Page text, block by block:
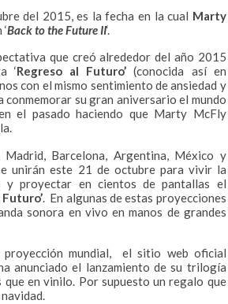
del 2015, es la fecha en la cual Marty
Back to the Future II‘.
que creó alrededor del año 2015
‘Regreso al Futuro’ (conocida así en
con el mismo sentimiento de ansiedad y
conmemorar su gran aniversario el mundo
el pasado haciendo que Marty McFly
Madrid, Barcelona, Argentina, México y
unirán este 21 de octubre para vivir la
y proyectar en cientos de pantallas el
Futuro’. En algunas de estas proyecciones
sonora en vivo en manos de grandes
mundial, el sitio web oficial
anunciado el lanzamiento de su trilogía
que en vinilo. Por supuesto un regalo que